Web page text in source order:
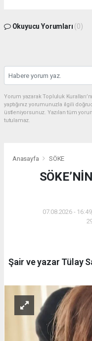
Okuyucu Yorumları (0)
Yorum yazarak Topluluk
yaptığınız yorumunuzla ilgili
üstleniyorsunuz. Yazılan tüm
tutulamaz.
Anasayfa SÖKE
07.08.2026 -
Şair ve yazar Tülay